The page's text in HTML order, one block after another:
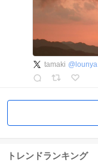
tamaki @ lounya
トレンドランキング